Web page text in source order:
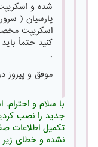
پارسیان (
اسکریپت
موفق و پیروز
با سلام و
تکمیل اطلاعات
نشده و خطای